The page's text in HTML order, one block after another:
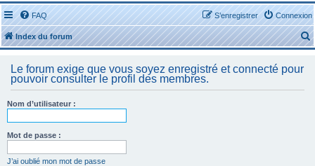
FAQ Connexion
S’enregistrer
Index du forum
e
Le forum exige que vous soyez enregistré et connecté pour
pouvoir consulter le profil des membres.
Nom d’utilisateur :
Mot de passe :
J’ai oublié mon mot de passe